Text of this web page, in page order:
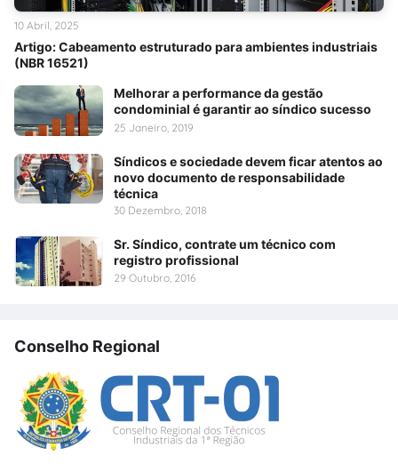
Artigo: Cabeamento estruturado para ambientes industriais
(NBR 16521)
10 Abril, 2025
Melhorar a performance da gestão
condominial é garantir ao síndico sucesso
25 Janeiro, 2019
Síndicos e sociedade devem ficar atentos ao
novo documento de responsabilidade
técnica
30 Dezembro, 2018
Sr. Síndico, contrate um técnico com
registro profissional
29 Outubro, 2016
Conselho Regional